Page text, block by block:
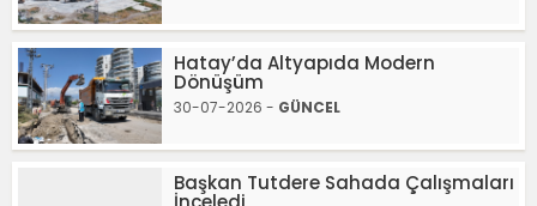
Hatay’da Altyapıda Modern
Dönüşüm
30-07-2026 - GÜNCEL
Başkan Tutdere Sahada Çalışmaları